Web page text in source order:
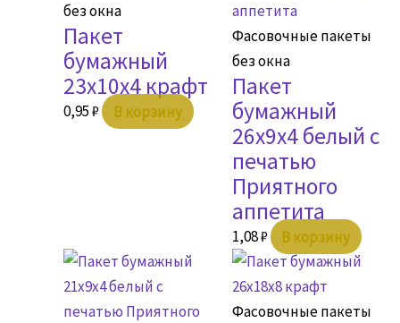
без окна
Пакет
бумажный
23х10х4 крафт
0,95₽ В корзину
Фасовочные пакеты
без окна
Пакет
бумажный
26х9х4 белый с
печатью
Приятного
аппетита
1,08₽ В корзину
Фасовочные пакеты